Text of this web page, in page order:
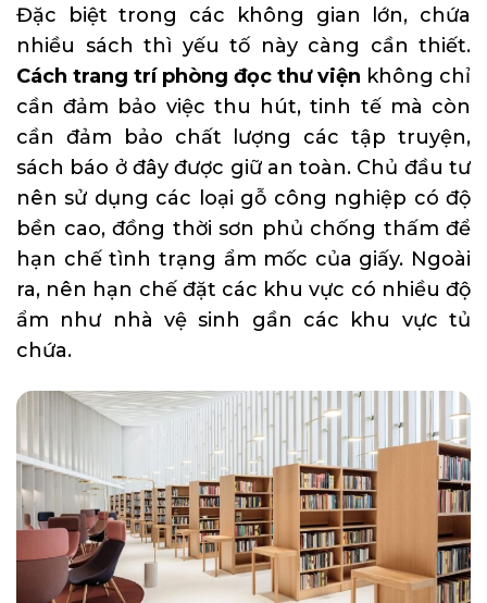
Đặc biệt trong các không gian lớn, chứa
nhiều sách thì yếu tố này càng cần thiết.
Cách trang trí phòng đọc thư viện không chỉ
cần đảm bảo việc thu hút, tinh tế mà còn
cần đảm bảo chất lượng các tập truyện,
sách báo ở đây được giữ an toàn. Chủ đầu tư
nên sử dụng các loại gỗ công nghiệp có độ
bền cao, đồng thời sơn phủ chống thấm để
hạn chế tình trạng ẩm mốc của giấy. Ngoài
ra, nên hạn chế đặt các khu vực có nhiều độ
ẩm như nhà vệ sinh gần các khu vực tủ
chứa.